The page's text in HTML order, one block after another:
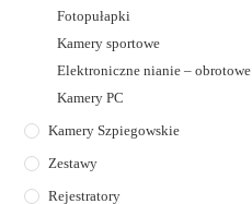
Fotopułapki
Kamery sportowe
Elektroniczne nianie – obrotowe
Kamery PC
Kamery Szpiegowskie
Zestawy
Rejestratory